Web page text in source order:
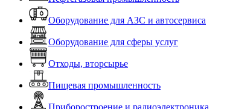
Оборудование для АЗС и автосервиса
Оборудование для сферы услуг
Отходы, вторсырье
Пищевая промышленность